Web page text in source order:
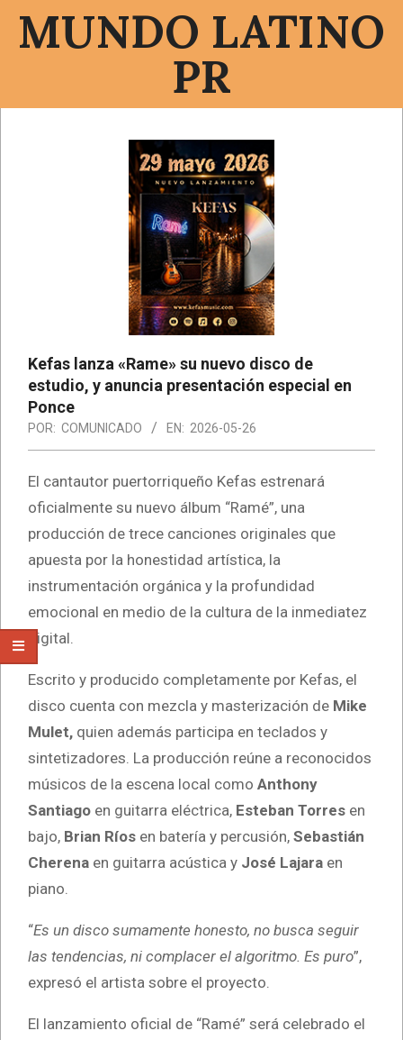
MUNDO LATINO
PR
Kefas lanza «Rame» su nuevo disco de
estudio, y anuncia presentación especial en
Ponce
POR: COMUNICADO EN: 2026-05-26
El cantautor puertorriqueño Kefas estrenará
oficialmente su nuevo álbum “Ramé”, una
producción de trece canciones originales que
apuesta por la honestidad artística, la
instrumentación orgánica y la profundidad
emocional en medio de la cultura de la inmediatez
digital.
Escrito y producido completamente por Kefas, el
disco cuenta con mezcla y masterización de Mike
Mulet, quien además participa en teclados y
sintetizadores. La producción reúne a reconocidos
músicos de la escena local como Anthony
Santiago en guitarra eléctrica, Esteban Torres en
bajo, Brian Ríos en batería y percusión, Sebastián
Cherena en guitarra acústica y José Lajara en
piano.
“Es un disco sumamente honesto, no busca seguir
las tendencias, ni complacer el algoritmo. Es puro”,
expresó el artista sobre el proyecto.
El lanzamiento oficial de “Ramé” será celebrado el